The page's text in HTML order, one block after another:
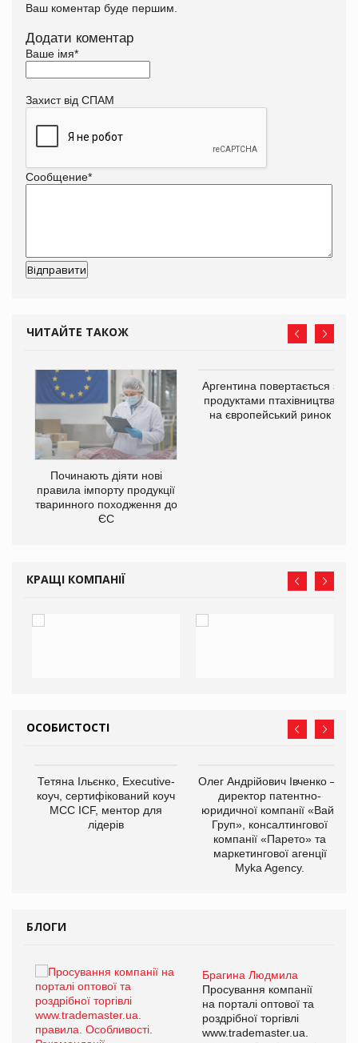
Ваш коментар буде першим.
Додати коментар
Ваше імя*
Захист від СПАМ
Сообщение*
ЧИТАЙТЕ ТАКОЖ
Починають діяти нові
правила імпорту продукції
тваринного походження до
ЄС
Аргентина повертається з
продуктами птахівництва
на європейський ринок
КРАЩІ КОМПАНІЇ
ОСОБИСТОСТІ
Тетяна Ільєнко, Executive-
коуч, сертифікований коуч
МСС ICF, ментор для
лідерів
Олег Андрійович Івченко —
директор патентно-
юридичної компанії «Вайз
Груп», консалтингової
компанії «Парето» та
маркетингової агенції
Myka Agency.
БЛОГИ
Брагина Людмила
Просування компанії
на порталі оптової та
роздрібної торгівлі
www.trademaster.ua.